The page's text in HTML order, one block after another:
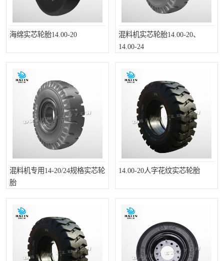
海绵实芯轮胎14.00-20
混料机实芯轮胎14.00-20、
14.00-24
混料机专用14-20/24规格实芯轮
胎
14.00-20人字花纹实芯轮胎
DY隔膜式离合器 CB离合器
KB离合器 实芯轮胎
PTO离合器 联轴器
橡胶件 液力端配件